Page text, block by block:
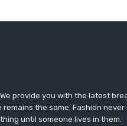
provide you with the latest
the same. Fashion never
until someone lives in them.